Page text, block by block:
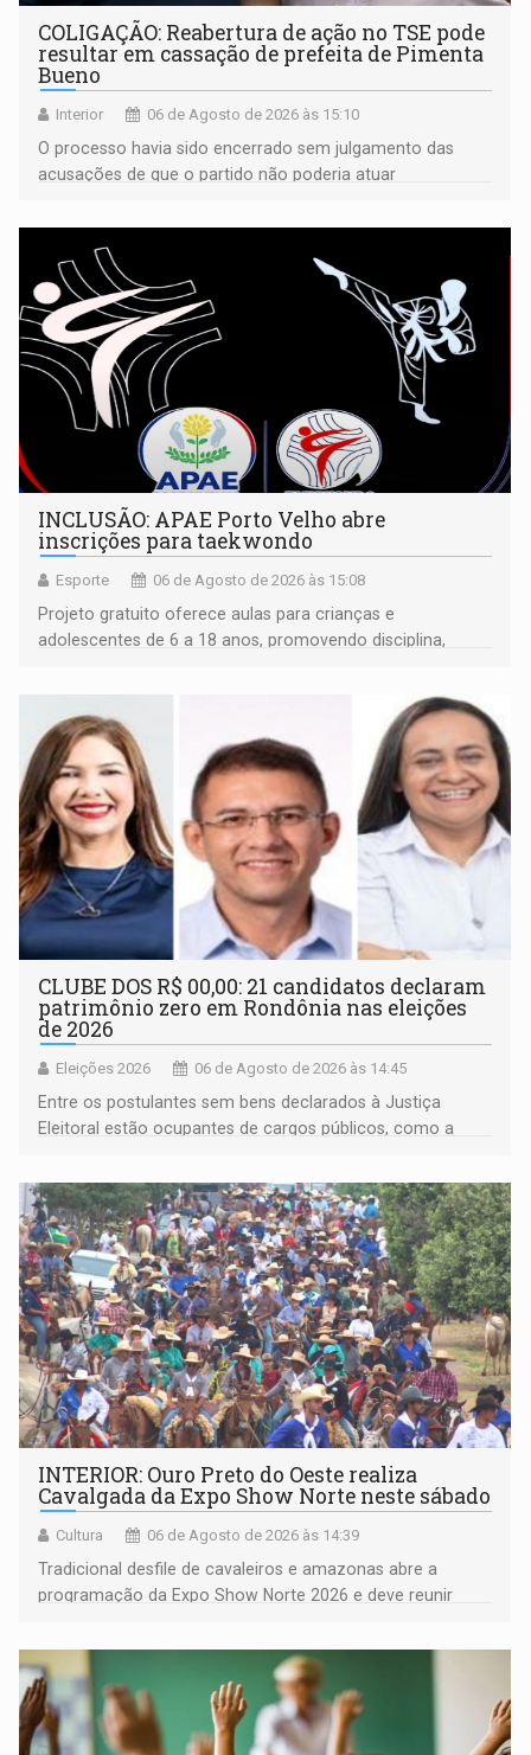
COLIGAÇÃO: Reabertura de ação no TSE pode
resultar em cassação de prefeita de Pimenta
Bueno
Interior 06 de Agosto de 2026 às 15:10
O processo havia sido encerrado sem julgamento das
acusações de que o partido não poderia atuar
INCLUSÃO: APAE Porto Velho abre
inscrições para taekwondo
Esporte 06 de Agosto de 2026 às 15:08
Projeto gratuito oferece aulas para crianças e
adolescentes de 6 a 18 anos, promovendo disciplina,
CLUBE DOS R$ 00,00: 21 candidatos declaram
patrimônio zero em Rondônia nas eleições
de 2026
Eleições 2026 06 de Agosto de 2026 às 14:45
Entre os postulantes sem bens declarados à Justiça
Eleitoral estão ocupantes de cargos públicos, como a
Pedro Geovar (PP) e a vice-prefeita Magna dos Anjos
(NOVO)
INTERIOR: Ouro Preto do Oeste realiza
Cavalgada da Expo Show Norte neste sábado
Cultura 06 de Agosto de 2026 às 14:39
Tradicional desfile de cavaleiros e amazonas abre a
programação da Expo Show Norte 2026 e deve reunir